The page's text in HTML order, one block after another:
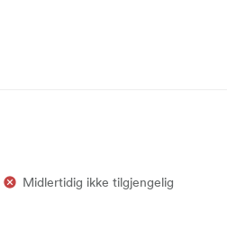
Midlertidig ikke tilgjengelig